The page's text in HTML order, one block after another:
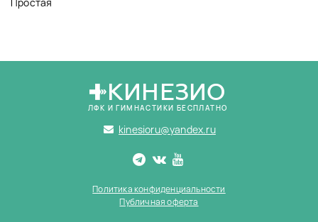
КИНЕЗИО
ЛФК И ГИМНАСТИКИ БЕСПЛАТНО
kinesioru@yandex.ru
Политика конфиденциальности
Публичная оферта